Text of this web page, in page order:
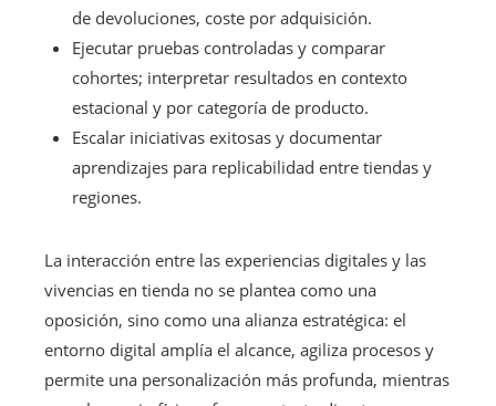
de devoluciones, coste por adquisición.
Ejecutar pruebas controladas y comparar
cohortes; interpretar resultados en contexto
estacional y por categoría de producto.
Escalar iniciativas exitosas y documentar
aprendizajes para replicabilidad entre tiendas y
regiones.
La interacción entre las experiencias digitales y las
vivencias en tienda no se plantea como una
oposición, sino como una alianza estratégica: el
entorno digital amplía el alcance, agiliza procesos y
permite una personalización más profunda, mientras